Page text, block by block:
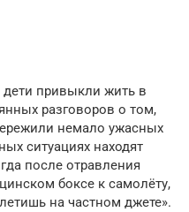
привыкли жить в
разговоров о том,
немало ужасных
ситуациях находят
после отравления
боксе к самолёту,
на частном джете».